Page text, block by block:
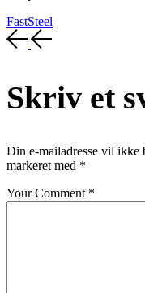
FastSteel
Skriv et
Din e-mailadresse vil ikke
markeret med *
Your Comment *